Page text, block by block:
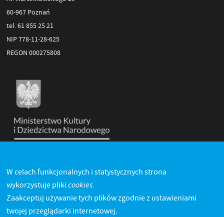
60-967 Poznań
tel. 61 855 25 21
NIP 778-11-28-625
REGON 000275808
W celach funkcjonalnych i statystycznych strona
wykorzystuje pliki cookies.
Zaakceptuj używanie tych plików zgodnie z ustawieniami
twojej przeglądarki internetowej.